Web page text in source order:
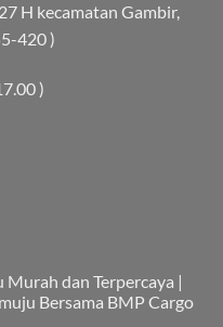
H kecamatan Gambir,
420 )
)
dan Terpercaya |
Bersama BMP Cargo